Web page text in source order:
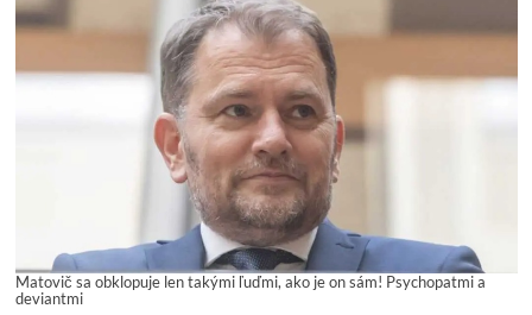
Matovič sa obklopuje len takými ľuďmi, ako je on sám! Psychopatmi a
deviantmi